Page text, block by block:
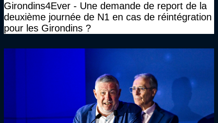
Girondins4Ever - Une demande de report de la
deuxième journée de N1 en cas de réintégration
pour les Girondins ?